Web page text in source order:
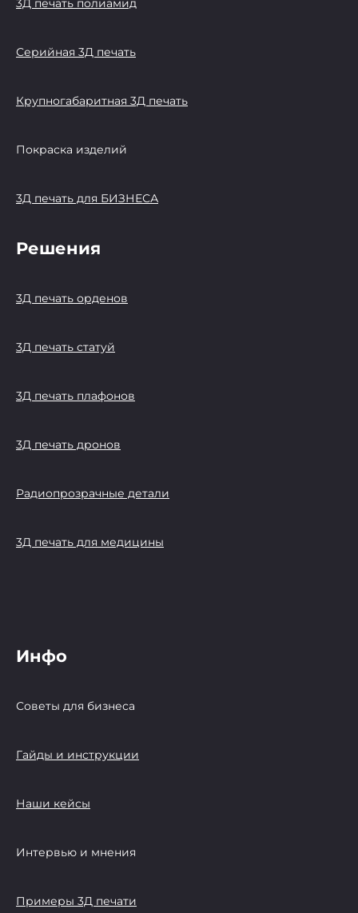
3Д печать полиамид
Серийная 3Д печать
Крупногабаритная 3Д печать
Покраска изделий
3Д печать для БИЗНЕСА
Решения
3Д печать орденов
3Д печать статуй
3Д печать плафонов
3Д печать дронов
Радиопрозрачные детали
3Д печать для медицины
Инфо
Советы для бизнеса
Гайды и инструкции
Наши кейсы
Интервью и мнения
Примеры 3Д печати